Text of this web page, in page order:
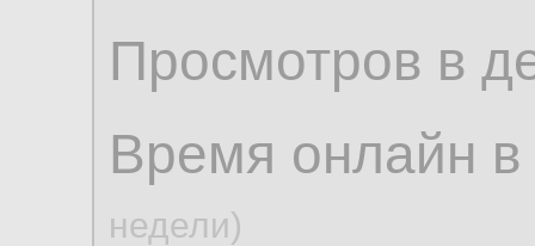
Просмотров в
Время онлайн
недели)